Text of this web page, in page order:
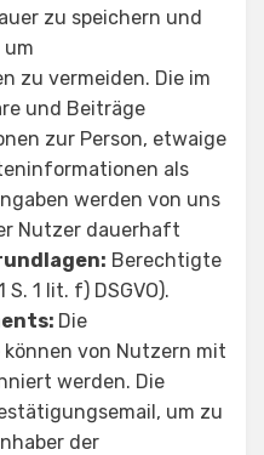
zu speichern und
um
zu vermeiden. Die im
und Beiträge
zur Person, etwaige
als
werden von uns
Nutzer dauerhaft
Berechtigte
1 lit. f) DSGVO).
Die
von Nutzern mit
werden. Die
um zu
der